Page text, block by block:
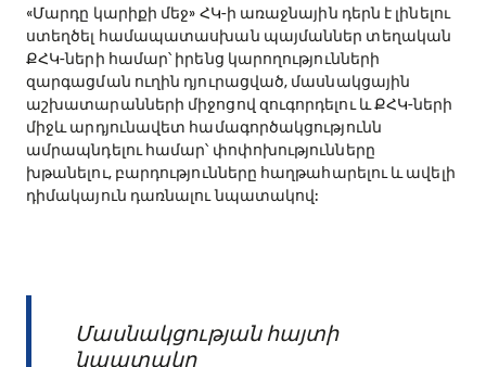
«Մարդը կարիքի մեջ» ՀԿ-ի առաջնային դերն է լինելու
ստեղծել համապատասխան պայմաններ տեղական
ՔՀԿ-ների համար՝ իրենց կարողությունների
զարգացման ուղին դյուրացված, մասնակցային
աշխատարանների միջոցով զուգորդելու և ՔՀԿ-ների
միջև արդյունավետ համագործակցությունն
ամրապնդելու համար՝ փոփոխությունները
խթանելու, բարդությունները հաղթահարելու և ավելի
դիմակայուն դառնալու նպատակով:
Մասնակցության հայտի
նպատակը